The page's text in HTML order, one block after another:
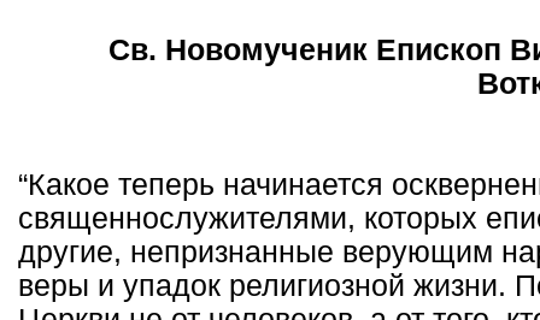
Св. Новомученик Епископ
“Какое теперь начинается
священнослужителями, которых
другие, непризнанные верующим
веры и упадок религиозной жизни.